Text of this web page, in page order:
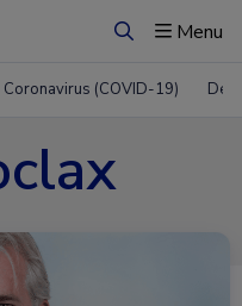
ZoekenMenu
Coronavirus (COVID-19)